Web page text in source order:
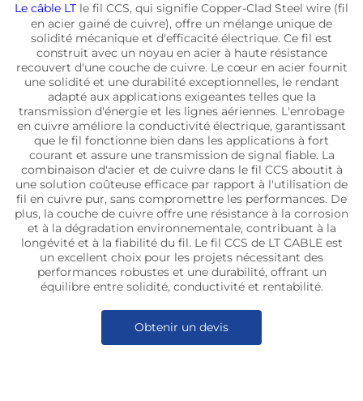
Le câble LT le fil CCS, qui signifie Copper-Clad Steel wire (fil
en acier gainé de cuivre), offre un mélange unique de
solidité mécanique et d'efficacité électrique. Ce fil est
construit avec un noyau en acier à haute résistance
recouvert d'une couche de cuivre. Le cœur en acier fournit
une solidité et une durabilité exceptionnelles, le rendant
adapté aux applications exigeantes telles que la
transmission d'énergie et les lignes aériennes. L'enrobage
en cuivre améliore la conductivité électrique, garantissant
que le fil fonctionne bien dans les applications à fort
courant et assure une transmission de signal fiable. La
combinaison d'acier et de cuivre dans le fil CCS aboutit à
une solution coûteuse efficace par rapport à l'utilisation de
fil en cuivre pur, sans compromettre les performances. De
plus, la couche de cuivre offre une résistance à la corrosion
et à la dégradation environnementale, contribuant à la
longévité et à la fiabilité du fil. Le fil CCS de LT CABLE est
un excellent choix pour les projets nécessitant des
performances robustes et une durabilité, offrant un
équilibre entre solidité, conductivité et rentabilité.
Obtenir un devis